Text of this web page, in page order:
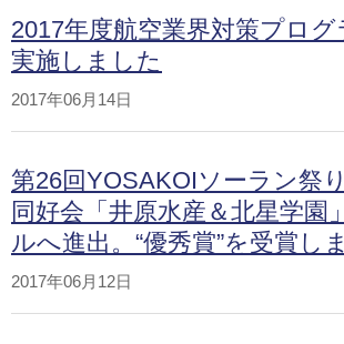
2017年度航空業界対策プログ
実施しました
2017年06月14日
第26回YOSAKOIソーラン祭
同好会「井原水産＆北星学園
ルへ進出。“優秀賞”を受賞し
2017年06月12日